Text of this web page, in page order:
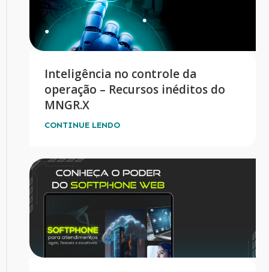
Inteligência no controle da
operação – Recursos inéditos do
MNGR.X
CONTINUE LENDO